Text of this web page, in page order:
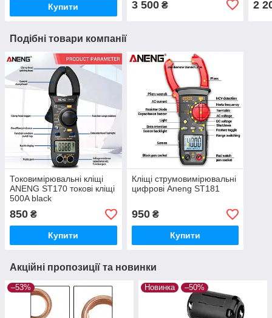
Купити 3 500₴ 2
Подібні товари компанії
Токовимірювальні кліщі
ANENG ST170 токові кліщі
500A black
850 ₴
Купити
Кліщі струмовимірювальні
цифрові Aneng ST181
950₴
Купити
Акційні пропозиції та новинки
–53% Новинка –50%